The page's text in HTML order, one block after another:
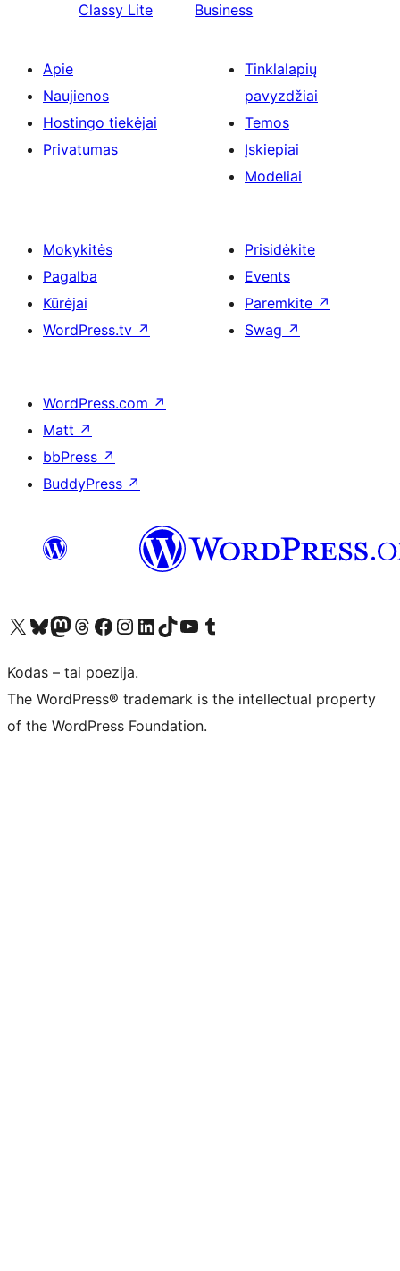
Classy Lite
Business
Apie
Naujienos
Hostingo tiekėjai
Privatumas
Tinklalapių
pavyzdžiai
Temos
Įskiepiai
Modeliai
Mokykitės
Pagalba
Kūrėjai
WordPress.tv ↗
Prisidėkite
Events
Paremkite ↗
Swag ↗
WordPress.com ↗
Matt ↗
bbPress ↗
BuddyPress ↗
Visit our X (formerly Twitter) account
Apsilankykite mūsų Bluesky paskyroje
Visit our Mastodon account
Apsilankykite mūsų Threads paskyroje
Visit our Facebook page
Visit our Instagram account
Visit our LinkedIn account
Apsilankykite mūsų TikTok paskyroje
Visit our YouTube channel
Apsilankykite mūsų Tumblr paskyroje
Kodas – tai poezija.
The WordPress® trademark is the intellectual property
of the WordPress Foundation.